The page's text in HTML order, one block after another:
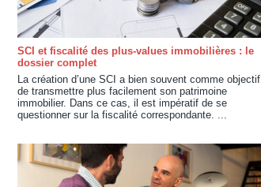
SCI et fiscalité des plus-values immobilières : le
dossier complet
La création d’une SCI a bien souvent comme objectif
de transmettre plus facilement son patrimoine
immobilier. Dans ce cas, il est impératif de se
questionner sur la fiscalité correspondante. ...